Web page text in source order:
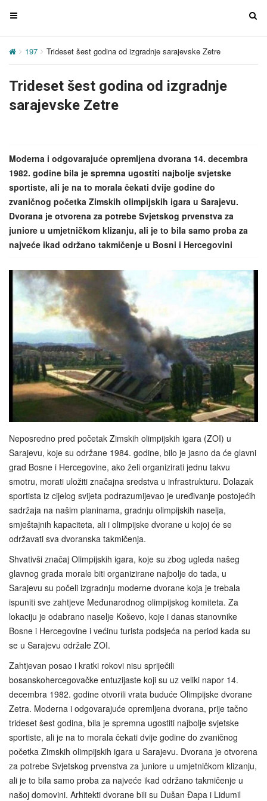
T
g
e
n
g
a
t
i
o
n
T
197 Trideset šest godina od izgradnje sarajevske Zetre
Trideset šest godina od izgradnje
sarajevske Zetre
Moderna i odgovarajuće opremljena dvorana 14. decembra
1982. godine bila je spremna ugostiti najbolje svjetske
sportiste, ali je na to morala čekati dvije godine do
zvaničnog početka Zimskih olimpijskih igara u Sarajevu.
Dvorana je otvorena za potrebe Svjetskog prvenstva za
juniore u umjetničkom klizanju, ali je to bila samo proba za
najveće ikad održano takmičenje u Bosni i Hercegovini
Neposredno pred početak Zimskih olimpijskih igara (ZOI) u
Sarajevu, koje su održane 1984. godine, bilo je jasno da će glavni
grad Bosne i Hercegovine, ako želi organizirati jednu takvu
smotru, morati uložiti značajna sredstva u infrastrukturu. Dolazak
sportista iz cijelog svijeta podrazumijevao je uređivanje postojećih
sadržaja na našim planinama, gradnju olimpijskih naselja,
smještajnih kapaciteta, ali i olimpijske dvorane u kojoj će se
održavati sva dvoranska takmičenja.
Shvativši značaj Olimpijskih igara, koje su zbog ugleda našeg
glavnog grada morale biti organizirane najbolje do tada, u
Sarajevu su počeli izgradnju moderne dvorane koja je trebala
ispuniti sve zahtjeve Međunarodnog olimpijskog komiteta. Za
lokaciju je odabrano naselje Koševo, koje i danas stanovnike
Bosne i Hercegovine i većinu turista podsjeća na period kada su
se u Sarajevu održale ZOI.
Zahtjevan posao i kratki rokovi nisu spriječili
bosanskohercegovačke entuzijaste koji su uz veliki napor 14.
decembra 1982. godine otvorili vrata buduće Olimpijske dvorane
Zetra. Moderna i odgovarajuće opremljena dvorana, prije tačno
trideset šest godina, bila je spremna ugostiti najbolje svjetske
sportiste, ali je na to morala čekati dvije godine do zvaničnog
početka Zimskih olimpijskih igara u Sarajevu. Dvorana je otvorena
za potrebe Svjetskog prvenstva za juniore u umjetničkom klizanju,
ali je to bila samo proba za najveće ikad održano takmičenje u
našoj domovini. Arhitekti dvorane bili su Dušan Đapa i Lidumil